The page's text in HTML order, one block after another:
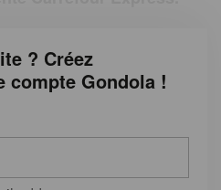
? Créez
compte Gondola !